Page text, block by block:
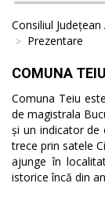
Consiliul Județean
Prezentare
COMUNA TEIU
Comuna Teiu
de magistrala
și un indicator de
trece prin satele
ajunge în
istorice încă din